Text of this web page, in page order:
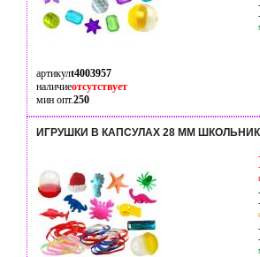
артикулt4003957
наличиеотсутствует
мин опт.250
ИГРУШКИ В КАПСУЛАХ 28 ММ ШКОЛЬНИК